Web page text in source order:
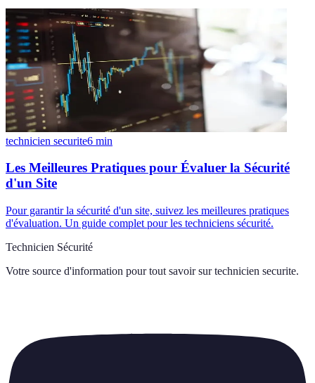
technicien securite6 min
Les Meilleures Pratiques pour Évaluer la Sécurité
d'un Site
Pour garantir la sécurité d'un site, suivez les meilleures pratiques
d'évaluation. Un guide complet pour les techniciens sécurité.
Technicien Sécurité
Votre source d'information pour tout savoir sur technicien securite.